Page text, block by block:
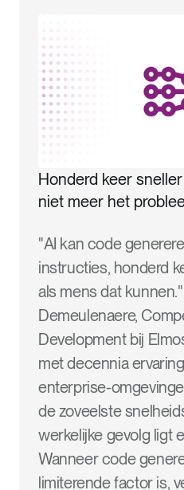
Honderd keer
niet meer het
"AI kan code
instructies, honderd
als mens dat
Demeulenaere,
Development bij
met decennia
enterprise-
de zoveelste
werkelijke gevolg ligt
Wanneer code
limiterende factor is,